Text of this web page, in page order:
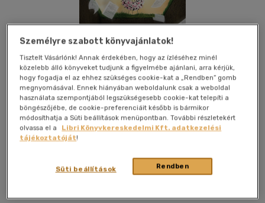
Kívánságlistához adom Megosztom
magyar nyelvű|kartonált
Személyre szabott könyvajánlatok!
Tisztelt Vásárlónk! Annak érdekében, hogy az ízléséhez minél
közelebb álló könyveket tudjunk a figyelmébe ajánlani, arra kérjük,
hogy fogadja el az ehhez szükséges cookie-kat a „Rendben” gomb
megnyomásával. Ennek hiányában weboldalunk csak a weboldal
használata szempontjából legszükségesebb cookie-kat telepíti a
böngészőjébe, de cookie-preferenciáit később is bármikor
módosíthatja a Süti beállítások menüpontban. További részletekért
olvassa el a
Libri Könyvkereskedelmi Kft. adatkezelési
tájékoztatóját!
Rendben
Süti beállítások